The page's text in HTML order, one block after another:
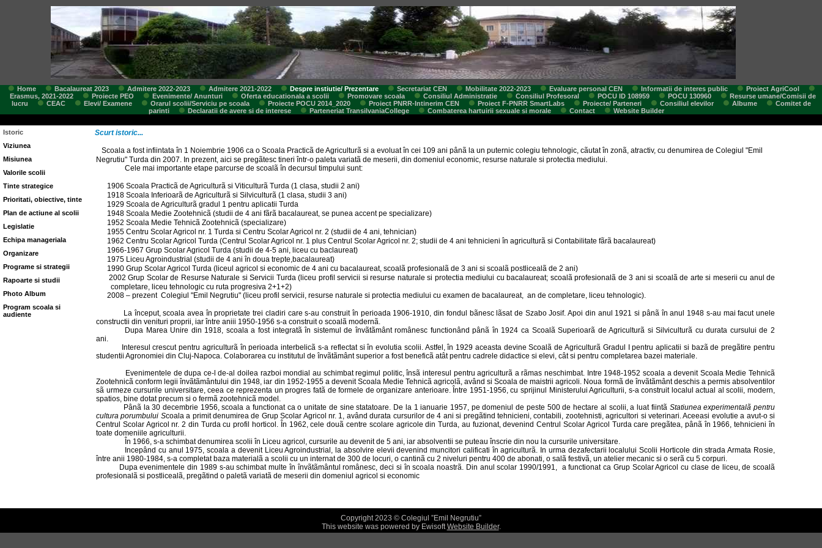
Home Bacalaureat 2023 Admitere 2022-2023 Admitere 2021-2022 Despre instiutie/ Prezentare Secretariat CEN Mobilitate 2022-2023 Evaluare personal CEN Informatii de interes public
Proiect AgriCool
Erasmus, 2021-2022
Proiecte PEO Evenimente/ Anunturi Oferta educationala a scolii Promovare scoala Consiliul Administratie Consiliul Profesoral POCU ID 108959 POCU 130960
Resurse umane/Comisii de
lucru
CEAC Elevi/ Examene Orarul scolii/Serviciu pe scoala Proiecte POCU 2014_2020 Proiect PNRR-Intinerim CEN Proiect F-PNRR SmartLabs Proiecte/ Parteneri Consiliul elevilor Albume
Comitet de
parinti
Declaratii de avere si de interese Parteneriat TransilvaniaCollege Combaterea hartuirii sexuale si morale Contact Website Builder
Istoric
Viziunea
Misiunea
Valorile scolii
Tinte strategice
Prioritati, obiective, tinte
Plan de actiune al scolii
Legislatie
Echipa manageriala
Organizare
Programe si strategii
Rapoarte si studii
Photo Album
Program scoala si
audiente
Scurt istoric...
Scoala a fost infiintata în 1 Noiembrie 1906 ca o Scoala Practicã de Agriculturã si a evoluat în cei 109 ani pânã la un puternic colegiu tehnologic, cãutat în zonã, atractiv, cu denumirea de Colegiul "Emil
Negrutiu" Turda din 2007. In prezent, aici se pregãtesc tineri într-o paleta variatã de meserii, din domeniul economic, resurse naturale si protectia mediului.
Cele mai importante etape parcurse de scoalã în decursul timpului sunt:
1906 Scoala Practicã de Agriculturã si Viticulturã Turda (1 clasa, studii 2 ani)
1918 Scoala Inferioarã de Agriculturã si Silviculturã (1 clasa, studii 3 ani)
1929 Scoala de Agriculturã gradul 1 pentru aplicatii Turda
1948 Scoala Medie Zootehnicã (studii de 4 ani fãrã bacalaureat, se punea accent pe specializare)
1952 Scoala Medie Tehnicã Zootehnicã (specializare)
1955 Centru Scolar Agricol nr. 1 Turda si Centru Scolar Agricol nr. 2 (studii de 4 ani, tehnician)
1962 Centru Scolar Agricol Turda (Centrul Scolar Agricol nr. 1 plus Centrul Scolar Agricol nr. 2; studii de 4 ani tehnicieni în agriculturã si Contabilitate fãrã bacalaureat)
1966-1967 Grup Scolar Agricol Turda (studii de 4-5 ani, liceu cu baclaureat)
1975 Liceu Agroindustrial (studii de 4 ani în doua trepte,bacalaureat)
1990 Grup Scolar Agricol Turda (liceul agricol si economic de 4 ani cu bacalaureat, scoalã profesionalã de 3 ani si scoalã postlicealã de 2 ani)
2002 Grup Scolar de Resurse Naturale si Servicii Turda (liceu profil servicii si resurse naturale si protectia mediului cu bacalaureat; scoalã profesionalã de 3 ani si scoalã de arte si meserii cu anul de
completare, liceu tehnologic cu ruta progresiva 2+1+2)
2008 – prezent Colegiul "Emil Negrutiu" (liceu profil servicii, resurse naturale si protectia mediului cu examen de bacalaureat, an de completare, liceu tehnologic).
La început, scoala avea în proprietate trei cladiri care s-au construit în perioada 1906-1910, din fondul bãnesc lãsat de Szabo Josif. Apoi din anul 1921 si pânã în anul 1948 s-au mai facut unele
constructii din venituri proprii, iar între aniii 1950-1956 s-a construit o scoalã modernã.
Dupa Marea Unire din 1918, scoala a fost integratã în sistemul de învãtãmânt românesc functionând pânã în 1924 ca Scoalã Superioarã de Agriculturã si Silviculturã cu durata cursului de 2
ani.
Interesul crescut pentru agriculturã în perioada interbelicã s-a reflectat si în evolutia scolii. Astfel, în 1929 aceasta devine Scoalã de Agriculturã Gradul I pentru aplicatii si bazã de pregãtire pentru
studentii Agronomiei din Cluj-Napoca. Colaborarea cu institutul de învãtãmânt superior a fost beneficã atât pentru cadrele didactice si elevi, cât si pentru completarea bazei materiale.
Evenimentele de dupa ce-l de-al doilea razboi mondial au schimbat regimul politic, însã interesul pentru agriculturã a rãmas neschimbat. Intre 1948-1952 scoala a devenit Scoala Medie Tehnicã
Zootehnicã conform legii învãtãmântului din 1948, iar din 1952-1955 a devenit Scoala Medie Tehnicã agricolã, având si Scoala de maistrii agricoli. Noua formã de învãtãmânt deschis a permis absolventilor
sã urmeze cursurile universitare, ceea ce reprezenta un progres fatã de formele de organizare anterioare. Între 1951-1956, cu sprijinul Ministerului Agriculturii, s-a construit localul actual al scolii, modern,
spatios, bine dotat precum si o fermã zootehnicã model.
Pânã la 30 decembrie 1956, scoala a functionat ca o unitate de sine statatoare. De la 1 ianuarie 1957, pe domeniul de peste 500 de hectare al scolii, a luat fiintã Statiunea experimentalã pentru
cultura porumbului Scoala a primit denumirea de Grup Scolar Agricol nr. 1, având durata cursurilor de 4 ani si pregãtind tehnicieni, contabili, zootehnisti, agricultori si veterinari. Aceeasi evolutie a avut-o si
Centrul Scolar Agricol nr. 2 din Turda cu profil horticol. În 1962, cele douã centre scolare agricole din Turda, au fuzionat, devenind Centrul Scolar Agricol Turda care pregãtea, pânã în 1966, tehnicieni în
toate domeniile agriculturii.
În 1966, s-a schimbat denumirea scolii în Liceu agricol, cursurile au devenit de 5 ani, iar absolventii se puteau înscrie din nou la cursurile universitare.
Incepând cu anul 1975, scoala a devenit Liceu Agroindustrial, la absolvire elevii devenind muncitori calificati în agriculturã. In urma dezafectarii localului Scolii Horticole din strada Armata Rosie,
între anii 1980-1984, s-a completat baza materialã a scolii cu un internat de 300 de locuri, o cantinã cu 2 niveluri pentru 400 de abonati, o salã festivã, un atelier mecanic si o serã cu 5 corpuri.
Dupa evenimentele din 1989 s-au schimbat multe în învãtãmântul românesc, deci si în scoala noastrã. Din anul scolar 1990/1991, a functionat ca Grup Scolar Agricol cu clase de liceu, de scoalã
profesionalã si postlicealã, pregãtind o paletã variatã de meserii din domeniul agricol si economic
Copyright 2023 © Colegiul ”Emil Negrutiu”
This website was powered by EwisoftWebsite Builder.